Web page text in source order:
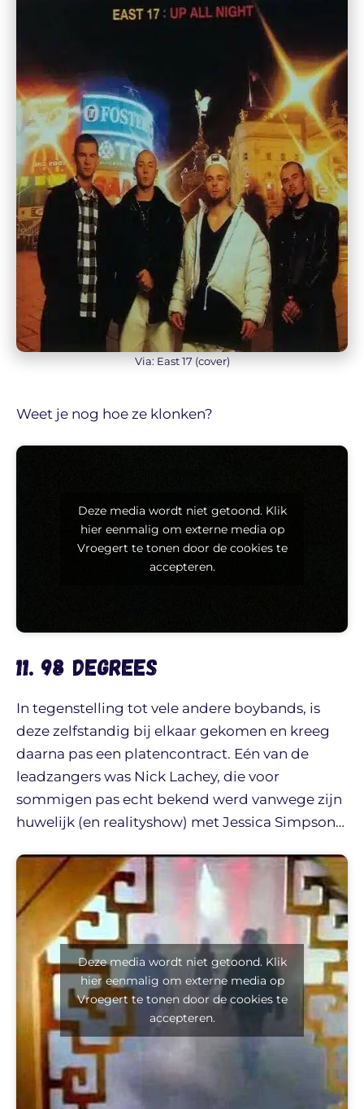
Via: East 17 (cover)
Weet je nog hoe ze klonken?
Deze media wordt niet getoond. Klik
hier eenmalig om externe media op
Vroegert te tonen door de cookies te
accepteren.
11. 98 degrees
In tegenstelling tot vele andere boybands, is
deze zelfstandig bij elkaar gekomen en kreeg
daarna pas een platencontract. Eén van de
leadzangers was Nick Lachey, die voor
sommigen pas echt bekend werd vanwege zijn
huwelijk (en realityshow) met Jessica Simpson…
Deze media wordt niet getoond. Klik
hier eenmalig om externe media op
Vroegert te tonen door de cookies te
accepteren.